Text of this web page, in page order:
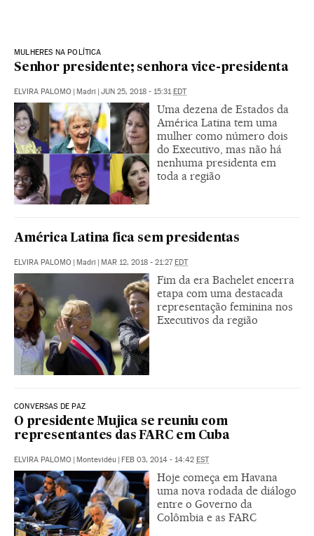
MULHERES NA POLÍTICA
Senhor presidente; senhora vice-presidenta
ELVIRA PALOMO | Madri | JUN 25, 2018 - 15:31EDT
Uma dezena de Estados da
América Latina tem uma
mulher como número dois
do Executivo, mas não há
nenhuma presidenta em
toda a região
América Latina fica sem presidentas
ELVIRA PALOMO | Madri | MAR 12, 2018 - 21:27EDT
Fim da era Bachelet encerra
etapa com uma destacada
representação feminina nos
Executivos da região
CONVERSAS DE PAZ
O presidente Mujica se reuniu com
representantes das FARC em Cuba
ELVIRA PALOMO | Montevidéu | FEB 03, 2014 - 14:42 EST
Hoje começa em Havana
uma nova rodada de diálogo
entre o Governo da
Colômbia e as FARC